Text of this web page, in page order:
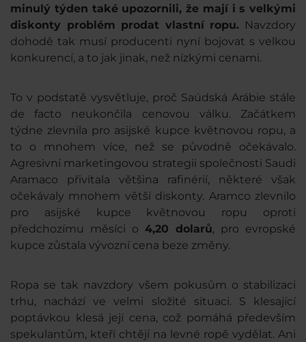
minulý týden také upozornili, že mají i s velkými
diskonty problém prodat vlastní ropu. Navzdory
dohodě tak musí producenti nyní bojovat s velkou
konkurencí, a to jak jinak, než nízkými cenami.
To v podstatě vysvětluje, proč Saúdská Arábie stále
de facto neukončila cenovou válku. Začátkem
týdne zlevnila pro asijské kupce květnovou ropu, a
to o mnohem více, než se původně očekávalo.
Agresivní marketingovou strategii společnosti Saudi
Aramaco přivítala většina rafinérií, některé však
očekávaly mnohem větší diskonty. Aramco zlevnilo
pro asijské kupce květnovou ropu oproti
předchozímu měsíci o 4,20 dolarů, pro evropské
kupce zůstala vývozní cena beze změny.
Ropa se tak navzdory všem pokusům o stabilizaci
trhu, nachází ve velmi složité situaci. S klesající
poptávkou klesá její cena, což pomáhá především
spekulantům, kteří chtějí na levné ropě vydělat. Ani